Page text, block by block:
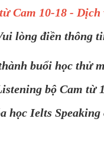
Cam 10-18 -
lòng điền thông
buổi học thử
bộ Cam
học Ielts Speaking